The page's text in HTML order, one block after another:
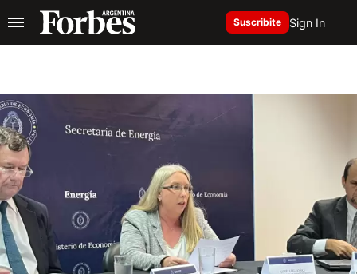
Suscribite Sign In